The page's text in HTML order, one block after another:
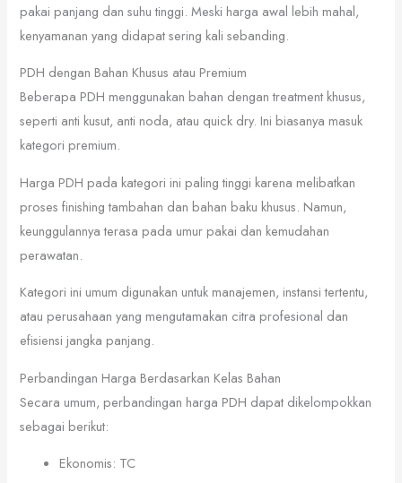
pakai panjang dan suhu tinggi. Meski harga awal lebih mahal,
kenyamanan yang didapat sering kali sebanding.
PDH dengan Bahan Khusus atau Premium
Beberapa PDH menggunakan bahan dengan treatment khusus,
seperti anti kusut, anti noda, atau quick dry. Ini biasanya masuk
kategori premium.
Harga PDH pada kategori ini paling tinggi karena melibatkan
proses finishing tambahan dan bahan baku khusus. Namun,
keunggulannya terasa pada umur pakai dan kemudahan
perawatan.
Kategori ini umum digunakan untuk manajemen, instansi tertentu,
atau perusahaan yang mengutamakan citra profesional dan
efisiensi jangka panjang.
Perbandingan Harga Berdasarkan Kelas Bahan
Secara umum, perbandingan harga PDH dapat dikelompokkan
sebagai berikut:
Ekonomis: TC